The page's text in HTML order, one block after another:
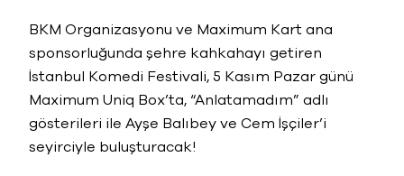
BKM Organizasyonu ve Maximum Kart ana
sponsorluğunda şehre kahkahayı getiren
İstanbul Komedi Festivali, 5 Kasım Pazar günü
Maximum Uniq Box’ta, “Anlatamadım” adlı
gösterileri ile Ayşe Balıbey ve Cem İşçiler’i
seyirciyle buluşturacak!